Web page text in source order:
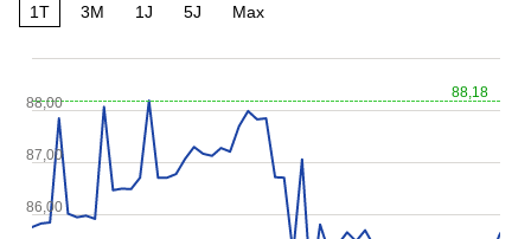
1T 3M 1J 5J Max
88,18
86,00
87,00
88,00